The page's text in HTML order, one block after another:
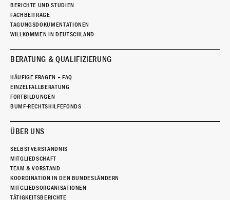
BERICHTE UND STUDIEN
FACHBEITRÄGE
TAGUNGSDOKUMENTATIONEN
WILLKOMMEN IN DEUTSCHLAND
BERATUNG & QUALIFIZIERUNG
HÄUFIGE FRAGEN – FAQ
EINZELFALLBERATUNG
FORTBILDUNGEN
BUMF-RECHTSHILFEFONDS
ÜBER UNS
SELBSTVERSTÄNDNIS
MITGLIEDSCHAFT
TEAM & VORSTAND
KOORDINATION IN DEN BUNDESLÄNDERN
MITGLIEDSORGANISATIONEN
TÄTIGKEITSBERICHTE